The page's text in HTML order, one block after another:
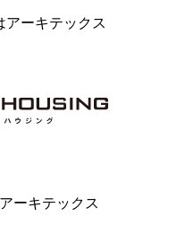
アーキテックス
アーキテックス